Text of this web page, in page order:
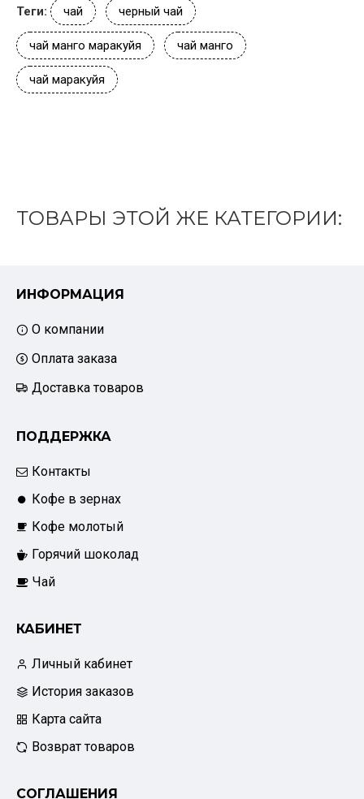
Теги: чай черный чай
чай манго маракуйя чай манго
чай маракуйя
ТОВАРЫ ЭТОЙ ЖЕ КАТЕГОРИИ:
ИНФОРМАЦИЯ
О компании
Оплата заказа
Доставка товаров
ПОДДЕРЖКА
Контакты
Кофе в зернах
Кофе молотый
Горячий шоколад
Чай
КАБИНЕТ
Личный кабинет
История заказов
Карта сайта
Возврат товаров
СОГЛАШЕНИЯ